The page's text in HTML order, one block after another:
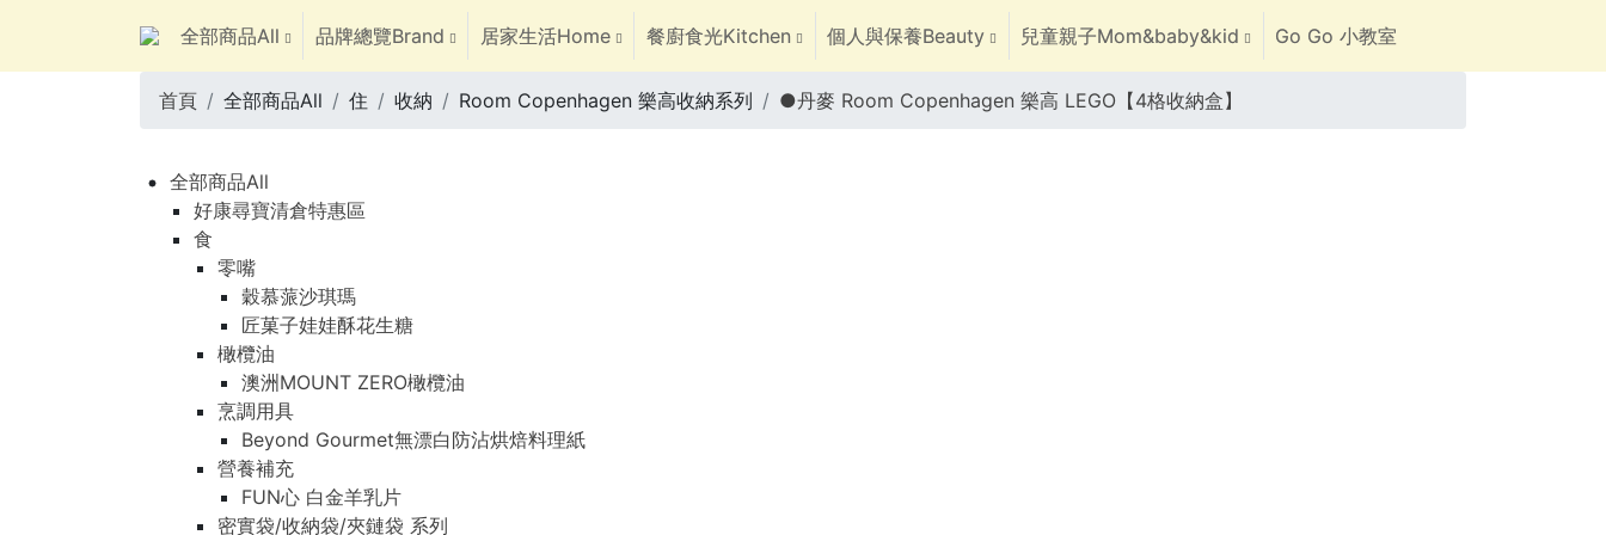
全部商品All 品牌總覽Brand 居家生活Home 餐廚食光Kitchen 個人與保養Beauty 兒童親子Mom&baby&kid Go Go 小教室
首頁 全部商品All 住 收納 Room Copenhagen 樂高收納系列 ●丹麥 Room Copenhagen 樂高 LEGO【4格收納盒】
全部商品All
好康尋寶清倉特惠區
食
零嘴
穀慕蒎沙琪瑪
匠菓子娃娃酥花生糖
橄欖油
澳洲MOUNT ZERO橄欖油
烹調用具
Beyond Gourmet無漂白防沾烘焙料理紙
營養補充
FUN心 白金羊乳片
密實袋/收納袋/夾鏈袋 系列